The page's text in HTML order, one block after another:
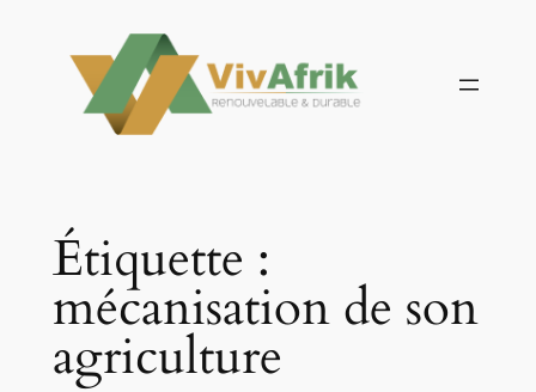
contenu
Étiquette :
mécanisation de son
agriculture